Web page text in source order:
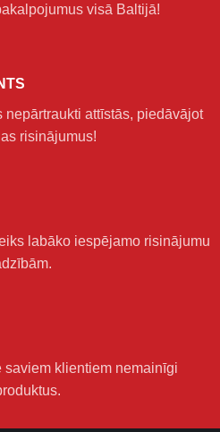
visā Baltijā!
nepārtraukti attīstās, piedāvājot
risinājumus!
labāko iespējamo risinājumu
saviem klientiem nemainīgi